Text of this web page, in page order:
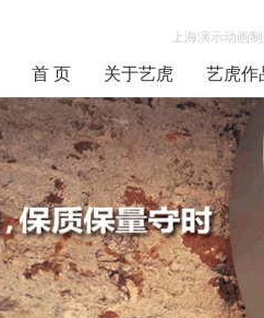
上海演示动画
首 页 关于艺虎 艺虎作